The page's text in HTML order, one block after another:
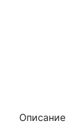
Описание